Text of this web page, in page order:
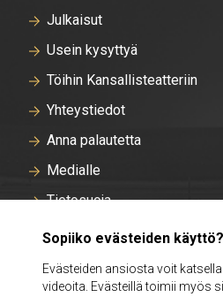
Julkaisut
Usein kysyttyä
Töihin Kansallisteatteriin
Yhteystiedot
Anna palautetta
Medialle
Tietosuoja
Tallentavan
Evästeasetukset
Intra
Sopiiko evästeiden käyttö?
Evästeiden ansiosta voit
videoita. Evästeillä toimii myös